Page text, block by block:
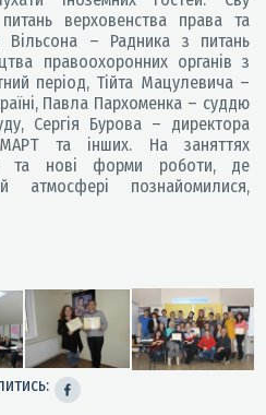
верховенства права та
Вільсона – Радника з питань
правоохоронних органів з
період, Тійта Мацулевича –
Павла Пархоменка – суддю
Сергія Бурова – директора
МАРТ та інших. На заняттях
та нові форми роботи, де
атмосфері познайомилися,